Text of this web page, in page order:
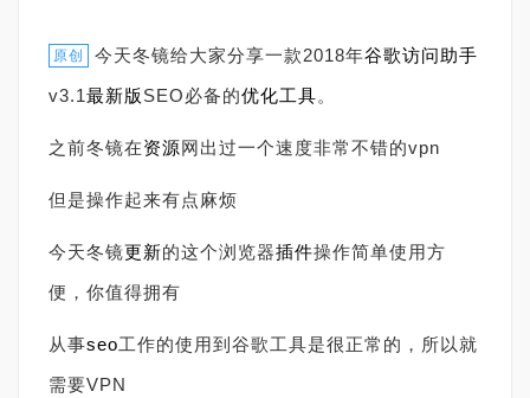
原创 今天冬镜给大家分享一款2018年谷歌访问助手
v3.1最新版SEO必备的优化工具。
之前冬镜在资源网出过一个速度非常不错的vpn
但是操作起来有点麻烦
今天冬镜更新的这个浏览器插件操作简单使用方
便，你值得拥有
从事seo工作的使用到谷歌工具是很正常的，所以就
需要VPN